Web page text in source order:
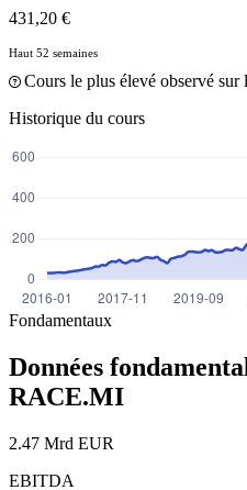
431,20 €
Haut 52 semaines
Cours le plus élevé observé sur
Historique du cours
Fondamentaux
Données
RACE.MI
2.47 Mrd EUR
EBITDA